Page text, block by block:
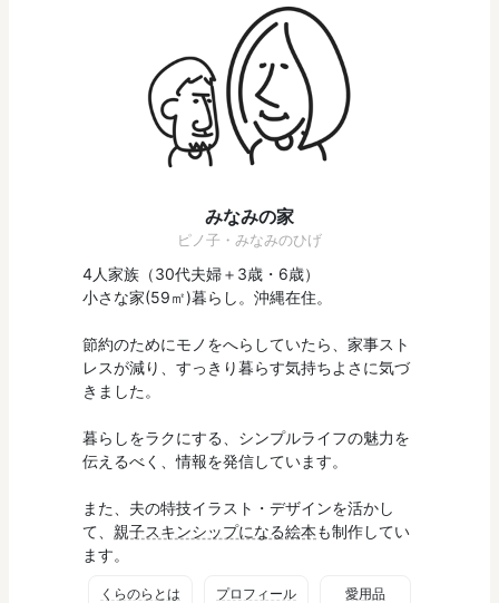
みなみの家
ピノ子・みなみのひげ
4人家族（30代夫婦＋3歳・6歳）
小さな家(59㎡)暮らし。沖縄在住。
節約のためにモノをへらしていたら、家事スト
レスが減り、すっきり暮らす気持ちよさに気づ
きました。
暮らしをラクにする、シンプルライフの魅力を
伝えるべく、情報を発信しています。
また、夫の特技イラスト・デザインを活かし
て、 親子スキンシップになる絵本も制作してい
ます。
くらのらとは プロフィール 愛用品